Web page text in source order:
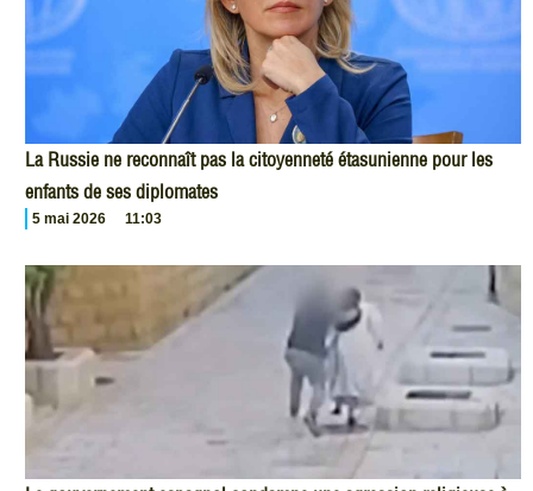
La Russie ne reconnaît pas la citoyenneté étasunienne pour les
enfants de ses diplomates
5 mai 2026 11:03